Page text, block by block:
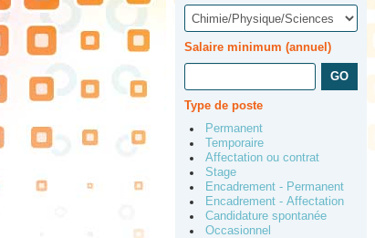
Salaire minimum (annuel)
Type de poste
Permanent
Temporaire
Affectation ou contrat
Stage
Encadrement - Permanent
Encadrement - Affectation
Candidature spontanée
Occasionnel